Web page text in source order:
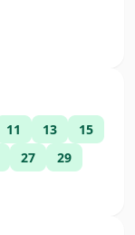
11 13
15
27
29